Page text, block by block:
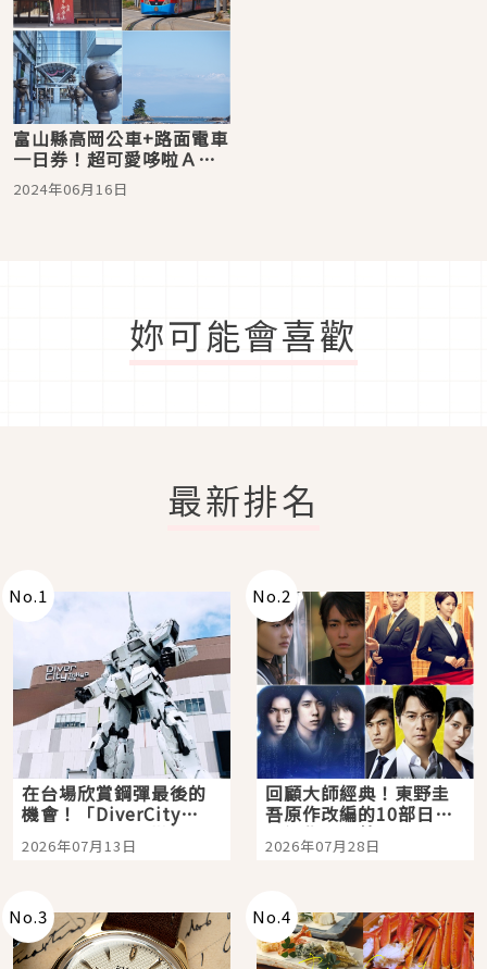
富山縣高岡公車+路面電車
一日券！超可愛哆啦Ａ夢
電車等你來偶遇
2024年06月16日
妳可能會喜歡
最新排名
No.1
在台場欣賞鋼彈最後的
機會！「DiverCity
Tokyo Plaza」搭船、
購物、美食及夜景，一
2026年07月13日
No.2
回顧大師經典！東野圭
吾原作改編的10部日本
影視作品推薦
2026年07月28日
No.3 No.4